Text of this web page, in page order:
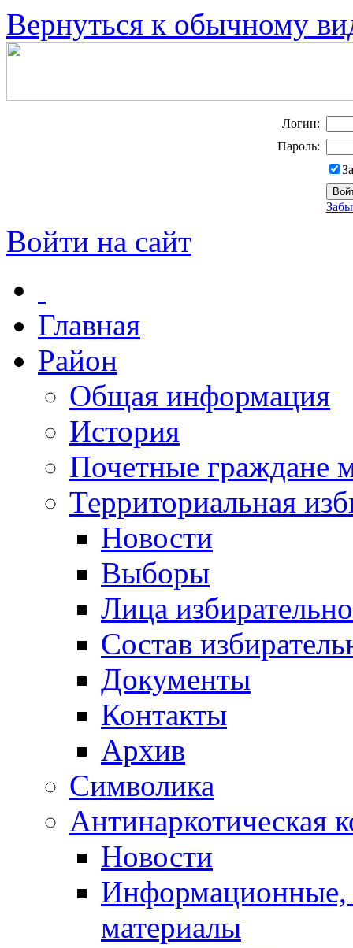
Вернуться к обычному
Логин:
Пароль:
Войти на сайт
Главная
Район
Общая информация
История
Почетные граждане
Территориальная
Новости
Выборы
Лица
Состав
Документы
Контакты
Архив
Символика
Антинаркотическая
Новости
Информационные,
материалы